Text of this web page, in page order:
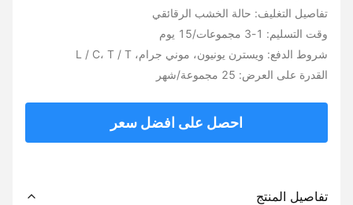
تفاصيل التغليف: حالة الخشب الرقائقي
وقت التسليم: 1-3 مجموعات/15 يوم
شروط الدفع: ويسترن يونيون، موني جرام، L / C، T / T
القدرة على العرض: 25 مجموعة/شهر
احصل على افضل سعر
تفاصيل المنتج